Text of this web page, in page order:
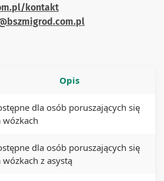
kontakt
Opis
dla osób poruszających się
wózkach
dla osób poruszających się
wózkach z asystą